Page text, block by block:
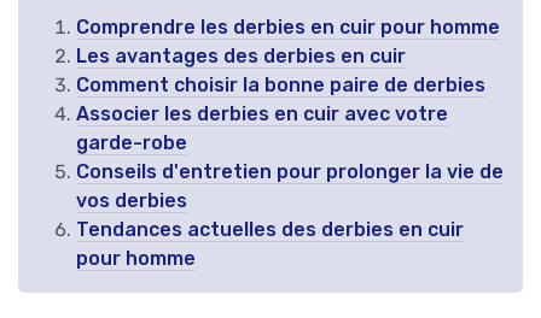
Comprendre les derbies en cuir pour homme
Les avantages des derbies en cuir
Comment choisir la bonne paire de derbies
Associer les derbies en cuir avec votre
garde-robe
Conseils d'entretien pour prolonger la vie de
vos derbies
Tendances actuelles des derbies en cuir
pour homme